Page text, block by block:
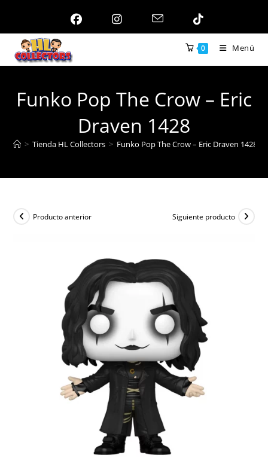
contenido
0 Menú
Funko Pop The Crow – Eric
Draven 1428
> Tienda HL Collectors > Funko Pop The Crow – Eric Draven 1428
Producto anterior Siguiente producto